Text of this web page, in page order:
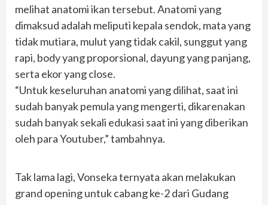
melihat anatomi ikan tersebut. Anatomi yang
dimaksud adalah meliputi kepala sendok, mata yang
tidak mutiara, mulut yang tidak cakil, sunggut yang
rapi, body yang proporsional, dayung yang panjang,
serta ekor yang close.
“Untuk keseluruhan anatomi yang dilihat, saat ini
sudah banyak pemula yang mengerti, dikarenakan
sudah banyak sekali edukasi saat ini yang diberikan
oleh para Youtuber,” tambahnya.
Tak lama lagi, Vonseka ternyata akan melakukan
grand opening untuk cabang ke-2 dari Gudang